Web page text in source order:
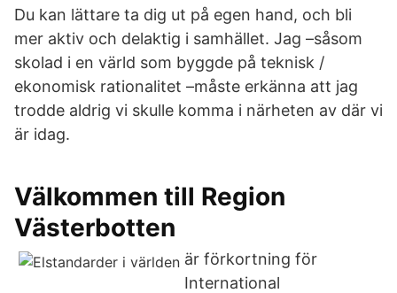
Du kan lättare ta dig ut på egen hand, och bli
mer aktiv och delaktig i samhället. Jag –såsom
skolad i en värld som byggde på teknisk /
ekonomisk rationalitet –måste erkänna att jag
trodde aldrig vi skulle komma i närheten av där vi
är idag.
Välkommen till Region
Västerbotten
är förkortning för
International